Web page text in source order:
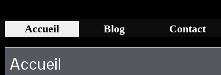
Accueil Blog Contact
Accueil